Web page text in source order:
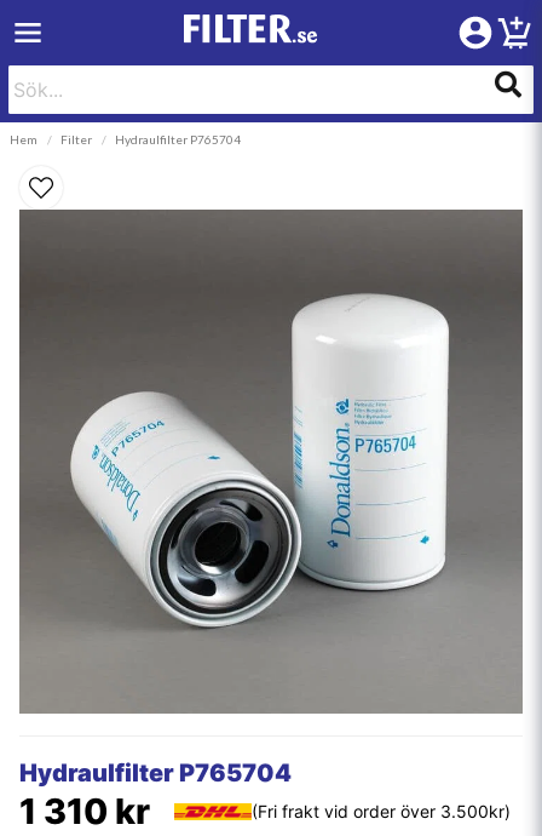
Hem Filter Hydraulfilter P765704
Hydraulfilter P765704
1 310 kr